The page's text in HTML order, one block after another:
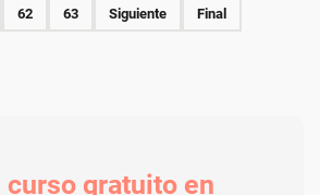
62 63 Siguiente Final
curso gratuito en